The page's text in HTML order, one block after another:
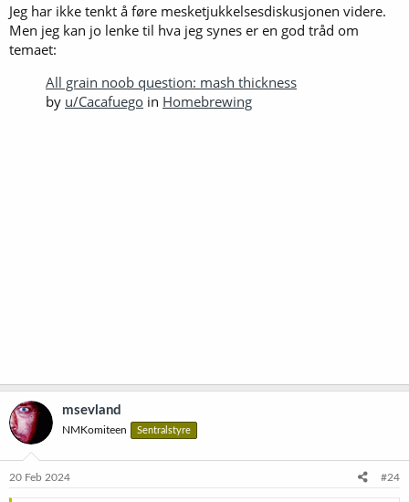
Jeg har ikke tenkt å føre mesketjukkelsesdiskusjonen videre.
Men jeg kan jo lenke til hva jeg synes er en god tråd om
temaet:
All grain noob question: mash thickness
by u/Cacafuego in Homebrewing
msevland
NMKomiteen Sentralstyre
20 Feb 2024 #24